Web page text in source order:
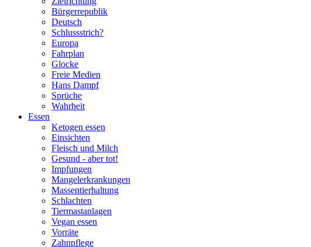
Bürgerrepublik
Deutsch
Schlussstrich?
Europa
Fahrplan
Glocke
Freie Medien
Hans Dampf
Sprüche
Wahrheit
Essen
Ketogen essen
Einsichten
Fleisch und Milch
Gesund - aber tot!
Impfungen
Mangelerkrankungen
Massentierhaltung
Schlachten
Tiermastanlagen
Vegan essen
Vorräte
Zahnpflege